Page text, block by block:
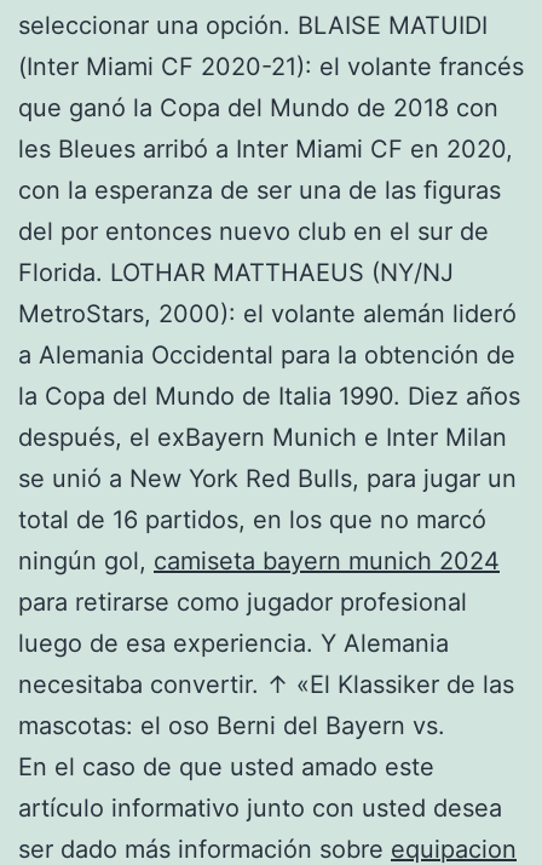
seleccionar una opción. BLAISE MATUIDI
(Inter Miami CF 2020-21): el volante francés
que ganó la Copa del Mundo de 2018 con
les Bleues arribó a Inter Miami CF en 2020,
con la esperanza de ser una de las figuras
del por entonces nuevo club en el sur de
Florida. LOTHAR MATTHAEUS (NY/NJ
MetroStars, 2000): el volante alemán lideró
a Alemania Occidental para la obtención de
la Copa del Mundo de Italia 1990. Diez años
después, el exBayern Munich e Inter Milan
se unió a New York Red Bulls, para jugar un
total de 16 partidos, en los que no marcó
ningún gol, camiseta bayern munich 2024
para retirarse como jugador profesional
luego de esa experiencia. Y Alemania
necesitaba convertir. ↑ «El Klassiker de las
mascotas: el oso Berni del Bayern vs.
En el caso de que usted amado este
artículo informativo junto con usted desea
ser dado más información sobre equipacion